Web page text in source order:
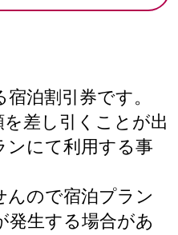
泊割引券です。
差し引くことが出
ンにて利用する事
ので宿泊プラン
発生する場合があ